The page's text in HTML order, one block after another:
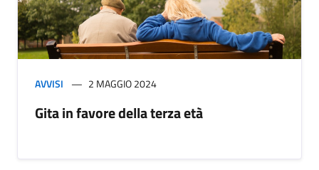
AVVISI 2 MAGGIO 2024
Gita in favore della terza età